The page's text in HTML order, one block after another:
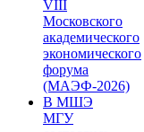
VIII
Московского
академического
экономического
форума
(МАЭФ-2026)
В МШЭ
МГУ